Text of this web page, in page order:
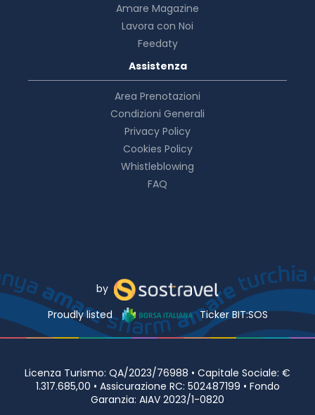
Amare Magazine
Lavora con Noi
Feedaty
Assistenza
Area Prenotazioni
Condizioni Generali
Privacy Policy
Cookies Policy
Whistleblowing
FAQ
by
Proudly listed
Ticker BIT:SOS
Licenza Turismo: QA/2023/76988 • Capitale Sociale: €
1.317.685,00 • Assicurazione RC: 502487199 • Fondo
Garanzia: AIAV 2023/1-0820